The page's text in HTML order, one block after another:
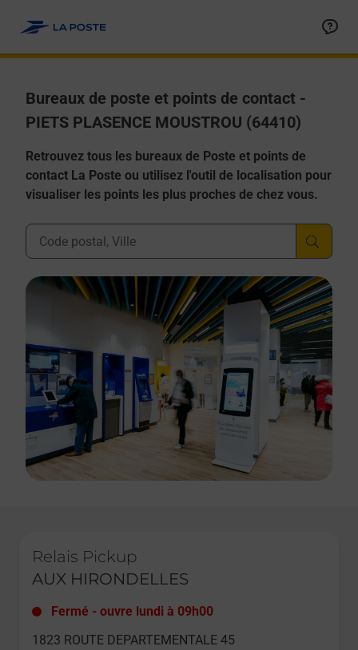
Bureaux de poste et points de contact -
PIETS PLASENCE MOUSTROU (64410)
Retrouvez tous les bureaux de Poste et points de
contact La Poste ou utilisez l'outil de localisation pour
visualiser les points les plus proches de chez vous.
Ville, Département, Code Postal
Relais Pickup
AUX HIRONDELLES
Fermé - ouvre lundi à 09h00
1823 ROUTE DEPARTEMENTALE 45